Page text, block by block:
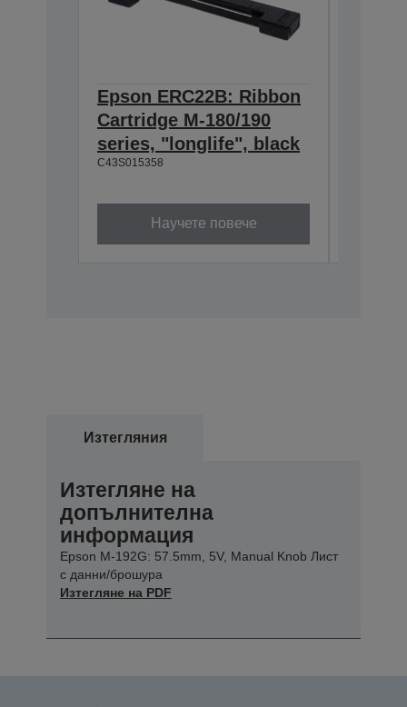
Epson ERC22B: Ribbon
Cartridge M-180/190
series, "longlife", black
C43S015358
Научете повече
Изтегляния
Изтегляне на
допълнителна
информация
Epson M-192G: 57.5mm, 5V, Manual Knob Лист
с данни/брошура
Изтегляне на PDF